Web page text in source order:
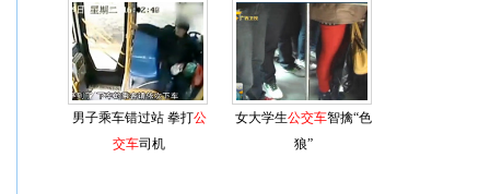
男子乘车错过站 拳打公
交车司机
女大学生公交车智擒“色
狼”